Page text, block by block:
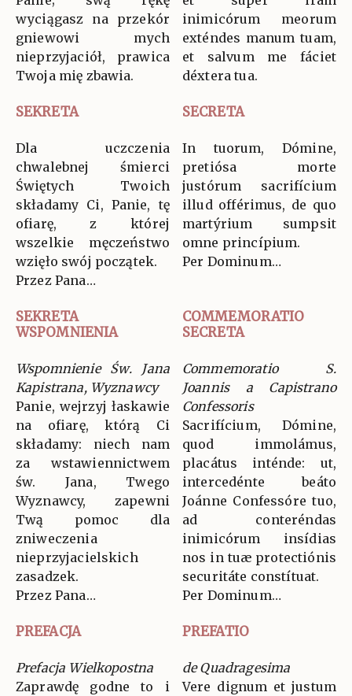
wyciągasz na przekór
gniewowi mych
nieprzyjaciół, prawica
Twoja mię zbawia.
inimicórum meorum
exténdes manum tuam,
et salvum me fáciet
déxtera tua.
SEKRETA SECRETA
Dla uczczenia
chwalebnej śmierci
Świętych Twoich
składamy Ci, Panie, tę
ofiarę, z której
wszelkie męczeństwo
wzięło swój początek.
Przez Pana…
In tuorum, Dómine,
pretiósa morte
justórum sacrifícium
illud offérimus, de quo
martýrium sumpsit
omne princípium.
Per Dominum…
SEKRETA
WSPOMNIENIA
COMMEMORATIO
SECRETA
Wspomnienie Św. Jana
Kapistrana, Wyznawcy
Panie, wejrzyj łaskawie
na ofiarę, którą Ci
składamy: niech nam
za wstawiennictwem
św. Jana, Twego
Wyznawcy, zapewni
Twą pomoc dla
zniweczenia
nieprzyjacielskich
zasadzek.
Przez Pana…
Commemoratio S.
Joannis a Capistrano
Confessoris
Sacrifícium, Dómine,
quod immolámus,
placátus inténde: ut,
intercedénte beáto
Joánne Confessóre tuo,
ad conteréndas
inimicórum insídias
nos in tuæ protectiónis
securitáte constítuat.
Per Dominum…
PREFACJA PREFATIO
Prefacja Wielkopostna
Zaprawdę godne to i
de Quadragesima
Vere dignum et justum